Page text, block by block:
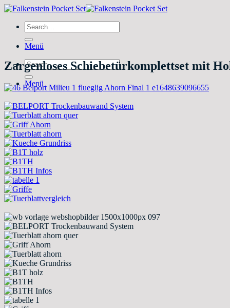
Zum
springenSearch
for:
Menü
Search
for:
Menü
Zargenloses Schiebetürkomplettset mit